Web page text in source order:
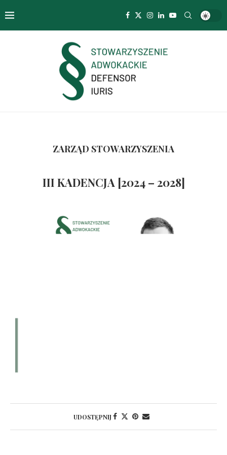
ZARZĄD STOWARZYSZENIA
III KADENCJA [2024 – 2028]
UDOSTĘPNIJ